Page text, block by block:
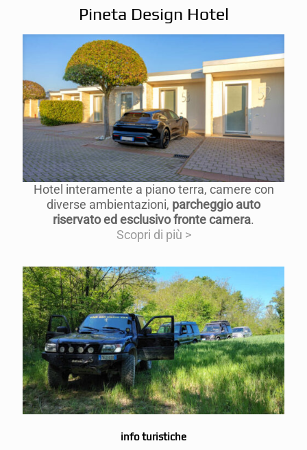
Pineta Design Hotel
Hotel interamente a piano terra, camere con
diverse ambientazioni, parcheggio auto
riservato ed esclusivo fronte camera.
Scopri di più >
info turistiche